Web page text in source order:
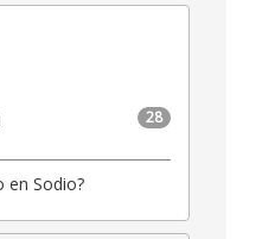
28
en Sodio?